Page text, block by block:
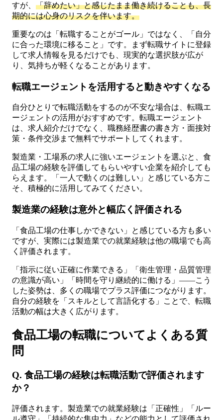
すが、 「辞めたい」と感じたまま働き続けることも、長
期的には心身のリスクを伴います。
重要なのは「転職することがゴール」ではなく、「自分
に合った環境に移ること」です。まず転職サイトに登録
して求人情報を見るだけでも、現実的な選択肢が広が
り、気持ちが軽くなることがあります。
転職エージェントを活用すると動きやすくなる
自分ひとりで転職活動をするのが不安な場合は、転職エ
ージェントの活用がおすすめです。転職エージェント
は、求人紹介だけでなく、職務経歴書の書き方・面接対
策・条件交渉まで無料でサポートしてくれます。
製造業・工場系の求人に強いエージェントを選ぶと、食
品工場の経験を評価してもらいやすい企業を紹介しても
らえます。「一人で動くのは難しい」と感じている方こ
そ、積極的に活用してみてください。
製造業の経験は意外と幅広く評価される
「食品工場の仕事しかできない」と感じている方も多い
ですが、実際には製造業での就業経験は他の職場でも高
く評価されます。
「指示に従い正確に作業できる」「衛生管理・品質管理
の意識が高い」「時間を守り継続的に働ける」——こう
した姿勢は、多くの職場でプラス評価につながります。
自分の経験を「スキルとして言語化する」ことで、転職
活動の幅は大きく広がります。
食品工場の転職についてよくある質
問
Q. 食品工場の経験は転職活動で評価されます
か？
評価されます。製造業での就業経験は「正確性」「ルー